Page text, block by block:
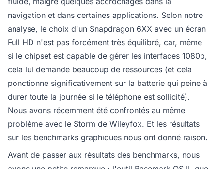
navigation et dans certaines applications. Selon notre
analyse, le choix d'un Snapdragon 6XX avec un écran
Full HD n'est pas forcément très équilibré, car, même
si le chipset est capable de gérer les interfaces 1080p,
cela lui demande beaucoup de ressources (et cela
ponctionne significativement sur la batterie qui peine à
durer toute la journée si le téléphone est sollicité).
Nous avons récemment été confrontés au même
problème avec le Storm de Wileyfox. Et les résultats
sur les benchmarks graphiques nous ont donné raison.
Avant de passer aux résultats des benchmarks, nous